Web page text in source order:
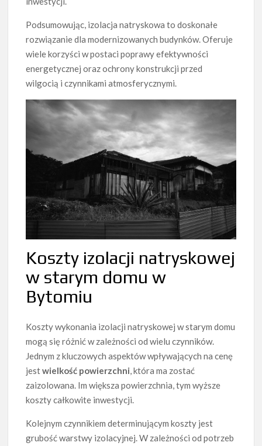
Podsumowując, izolacja natryskowa to doskonałe
rozwiązanie dla modernizowanych budynków. Oferuje
wiele korzyści w postaci poprawy efektywności
energetycznej oraz ochrony konstrukcji przed
wilgocią i czynnikami atmosferycznymi.
Koszty izolacji natryskowej
w starym domu w
Bytomiu
Koszty wykonania izolacji natryskowej w starym domu
mogą się różnić w zależności od wielu czynników.
Jednym z kluczowych aspektów wpływających na cenę
jestwielkość powierzchni, która ma zostać
zaizolowana. Im większa powierzchnia, tym wyższe
koszty całkowite inwestycji.
Kolejnym czynnikiem determinującym koszty jest
grubość warstwy izolacyjnej. W zależności od potrzeb